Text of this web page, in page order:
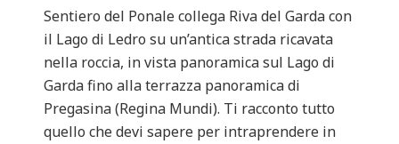
Sentiero del Ponale collega Riva del Garda con
il Lago di Ledro su un’antica strada ricavata
nella roccia, in vista panoramica sul Lago di
Garda fino alla terrazza panoramica di
Pregasina (Regina Mundi). Ti racconto tutto
quello che devi sapere per intraprendere in